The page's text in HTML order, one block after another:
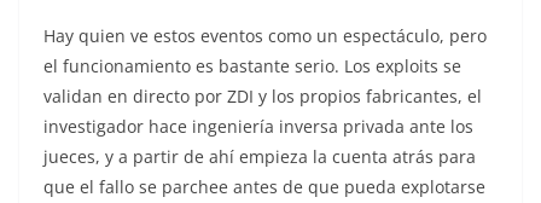
Hay quien ve estos eventos como un espectáculo, pero
el funcionamiento es bastante serio. Los exploits se
validan en directo por ZDI y los propios fabricantes, el
investigador hace ingeniería inversa privada ante los
jueces, y a partir de ahí empieza la cuenta atrás para
que el fallo se parchee antes de que pueda explotarse